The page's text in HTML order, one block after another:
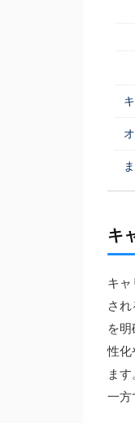
キ
キ
さ
を
性化
ます
一方